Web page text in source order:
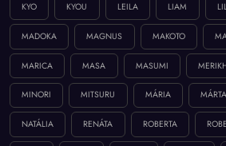
KYO KYOU LEILA LIAM
MADOKA MAGNUS MAKOTO
MARICA MASA MASUMI
MINORI MITSURU MÁRIA MÁRTA
NATÁLIA RENÁTA ROBERTA